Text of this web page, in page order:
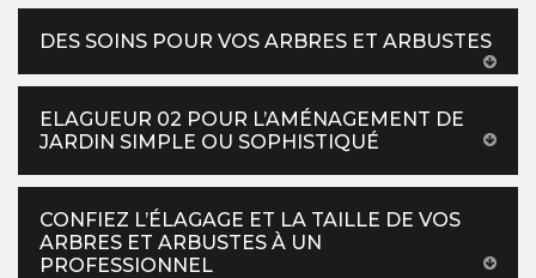
DES SOINS POUR VOS ARBRES ET ARBUSTES
ELAGUEUR 02 POUR L’AMÉNAGEMENT DE
JARDIN SIMPLE OU SOPHISTIQUÉ
CONFIEZ L’ÉLAGAGE ET LA TAILLE DE VOS
ARBRES ET ARBUSTES À UN
PROFESSIONNEL